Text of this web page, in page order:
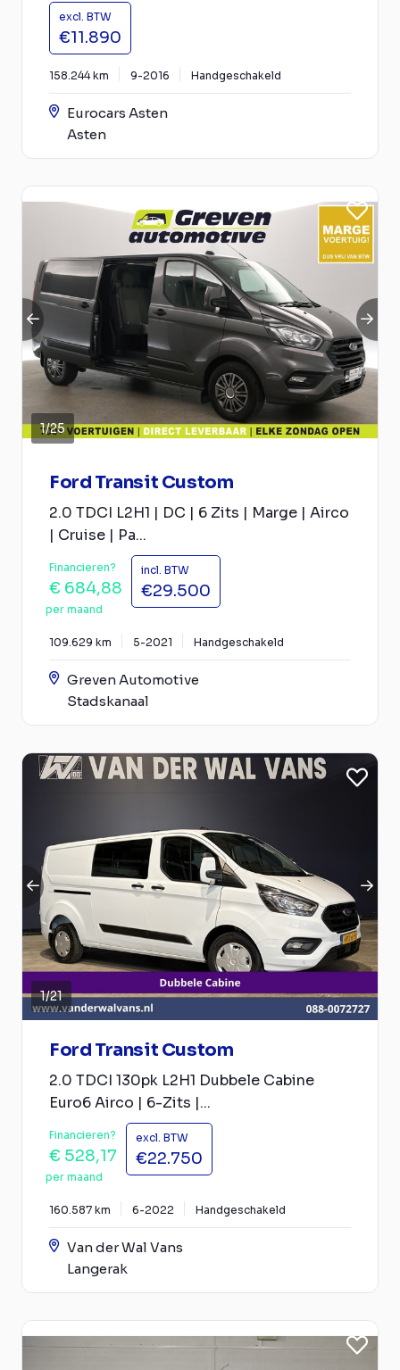
excl. BTW
€11.890
158.244 km 9-2016 Handgeschakeld
Eurocars Asten
Asten
1/25
Ford Transit Custom
2.0 TDCI L2H1 | DC | 6 Zits | Marge | Airco
| Cruise | Pa...
Financieren?
€ 684,88
per maand
incl. BTW
€29.500
109.629 km 5-2021 Handgeschakeld
Greven Automotive
Stadskanaal
1/21
Ford Transit Custom
2.0 TDCI 130pk L2H1 Dubbele Cabine
Euro6 Airco | 6-Zits |...
Financieren?
€ 528,17
per maand
excl. BTW
€22.750
160.587 km 6-2022 Handgeschakeld
Van der Wal Vans
Langerak